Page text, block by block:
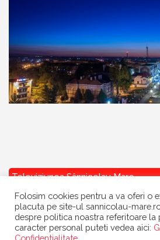
Televiziunea Sânnicolau Mare
Folosim cookies pentru a va oferi o
placuta pe site-ul sannicolau-
despre politica noastra referitoare
caracter personal puteti vedea aici:
Confidentialitate